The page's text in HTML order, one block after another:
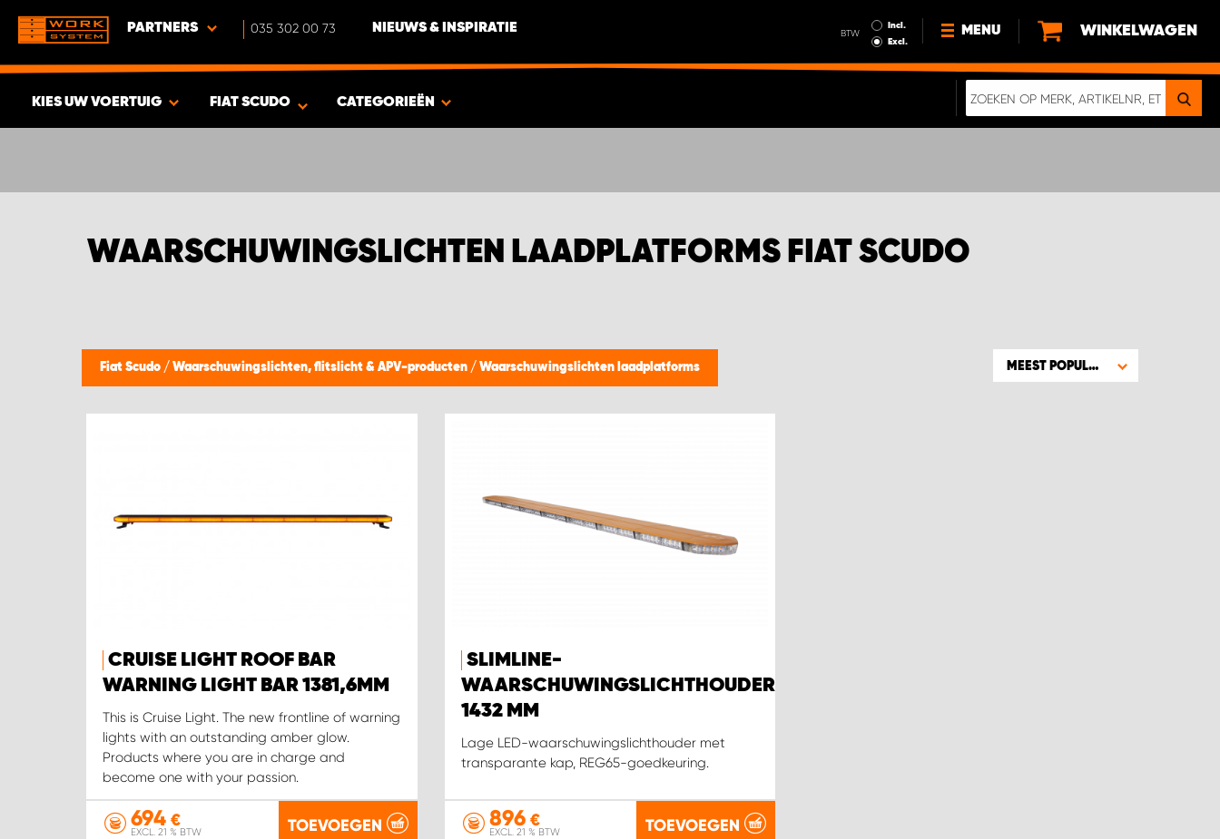
PARTNERS 035 302 00 73 NIEUWS & INSPIRATIE BTW
Incl.
Excl.
MENU
NIEUWS
EEN ECHTE CRASHTEST
WINKELWAGEN
KIES UW VOERTUIG FIAT SCUDO CATEGORIEËN
WAARSCHUWINGSLICHTEN LAADPLATFORMS FIAT SCUDO
Fiat Scudo / Waarschuwingslichten, flitslicht & APV-producten / Waarschuwingslichten laadplatforms MEEST POPULAIR
CRUISE LIGHT ROOF BAR
WARNING LIGHT BAR 1381,6MM
This is Cruise Light. The new frontline of warning
lights with an outstanding amber glow.
Products where you are in charge and
become one with your passion.
694 €
EXCL. 21 % BTW TOEVOEGEN
SLIMLINE-
WAARSCHUWINGSLICHTHOUDER
1432 MM
Lage LED-waarschuwingslichthouder met
transparante kap, REG65-goedkeuring.
896€
EXCL. 21 % BTW TOEVOEGEN